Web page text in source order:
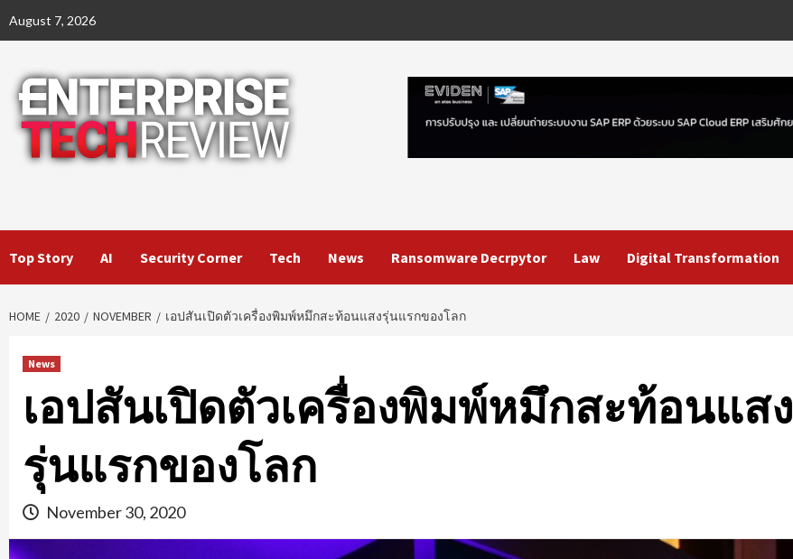
August 7, 2026
Top Story AI Security Corner Tech News Ransomware Decrpytor Law Digital Transformation
HOME 2020 NOVEMBER เอปสันเปิดตัวเครื่องพิมพ์หมึกสะท้อนแสงรุ่นแรกของโลก
News
เอปสันเปิดตัวเครื่องพิมพ์หมึกสะท้อนแสง
รุ่นแรกของโลก
November 30, 2020